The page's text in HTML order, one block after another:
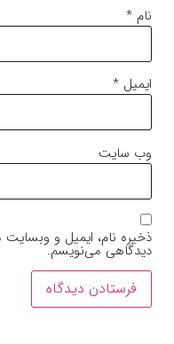
نام*
ایمیل*
وب‌ سایت
ذخیره نام، ایمیل و وبسایت
دیدگاهی می‌نویسم.